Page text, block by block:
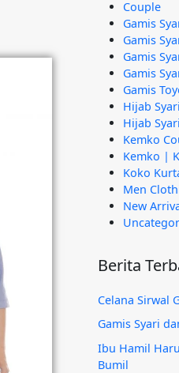
Couple
Gamis
Gamis
Gamis
Gamis
Gamis
Hijab
Hijab
Kemko
Kemko |
Koko
Men
New
Berita
Celana Sirwal
Gamis Syari
Ibu Hamil
Bumil